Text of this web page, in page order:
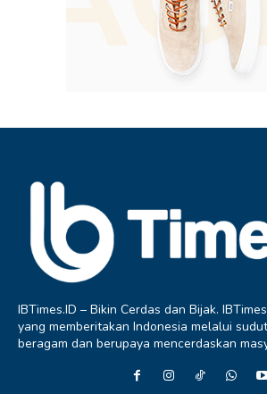
IBTimes.ID – Bikin Cerdas dan Bijak.
yang memberitakan Indonesia melalui
beragam dan berupaya mencerdaskan